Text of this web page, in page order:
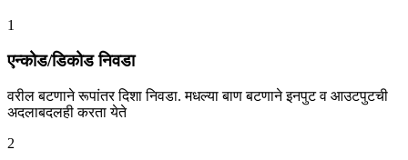
1
एन्कोड/डिकोड निवडा
वरील बटणाने रूपांतर दिशा निवडा. मधल्या बाण बटणाने इनपुट व आउटपुटची
अदलाबदलही करता येते
2